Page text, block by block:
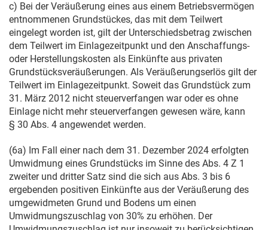
c) Bei der Veräußerung eines aus einem Betriebsvermögen
entnommenen Grundstückes, das mit dem Teilwert
eingelegt worden ist, gilt der Unterschiedsbetrag zwischen
dem Teilwert im Einlagezeitpunkt und den Anschaffungs-
oder Herstellungskosten als Einkünfte aus privaten
Grundstücksveräußerungen. Als Veräußerungserlös gilt der
Teilwert im Einlagezeitpunkt. Soweit das Grundstück zum
31. März 2012 nicht steuerverfangen war oder es ohne
Einlage nicht mehr steuerverfangen gewesen wäre, kann
§ 30 Abs. 4 angewendet werden.
(6a) Im Fall einer nach dem 31. Dezember 2024 erfolgten
Umwidmung eines Grundstücks im Sinne des Abs. 4 Z 1
zweiter und dritter Satz sind die sich aus Abs. 3 bis 6
ergebenden positiven Einkünfte aus der Veräußerung des
umgewidmeten Grund und Bodens um einen
Umwidmungszuschlag von 30% zu erhöhen. Der